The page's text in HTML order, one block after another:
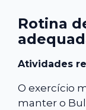
Rotina
Atividades
O exercício
manter o